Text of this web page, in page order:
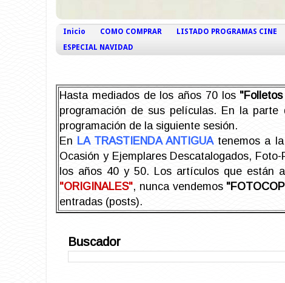
Inicio COMO COMPRAR LISTADO PROGRAMAS CINE
ESPECIAL NAVIDAD
Hasta mediados de los años 70 los
programación de sus películas. En la
programación de la siguiente sesión.
En LA TRASTIENDA ANTIGUAtenemos a la
Ocasión y Ejemplares Descatalogados,
los años 40 y 50. Los artículos que están
"ORIGINALES", nunca vendemos
entradas (posts).
Buscador